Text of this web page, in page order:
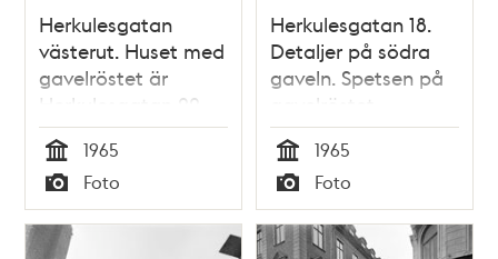
Herkulesgatan
västerut. Huset med
gavelröstet är
Herkulesgatan 22
Tid
1965
Typ
Foto
Herkulesgatan 18.
Detaljer på södra
gaveln. Spetsen på
gavelröstet
Tid
1965
Typ
Foto